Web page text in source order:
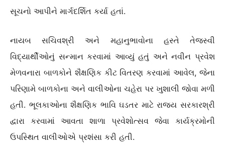
સૂચનો આપીને માર્ગદર્શિત કર્યા હતાં.
નાયબ સચિવશ્રી અને મહાનુભાવોના હસ્તે તેજસ્વી
વિદ્યાર્થીઓનું સન્માન કરવામાં આવ્યું હતું અને નવીન પ્રવેશ
મેળવનારા બાળકોને શૈક્ષણિક કીટ વિતરણ કરવામાં આવેલ, જેના
પરિણામે બાળકોના અને વાલીઓના ચહેરા પર ખુશાલી જોવા મળી
હતી. ભૂલકાઓના શૈક્ષણિક ભાવિ ઘડતર માટે રાજ્ય સરકારશ્રી
દ્વારા કરવામાં આવતા શાળા પ્રવેશોત્સવ જેવા કાર્યક્રમોની
ઉપસ્થિત વાલીઓએ પ્રશંસા કરી હતી.